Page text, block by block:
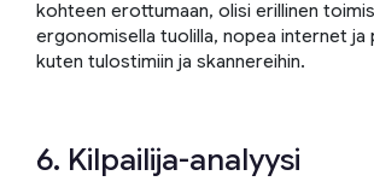
kohteen erottumaan, olisi erillinen
ergonomisella tuolilla, nopea internet ja
kuten tulostimiin ja skannereihin.
6. Kilpailija-analyysi